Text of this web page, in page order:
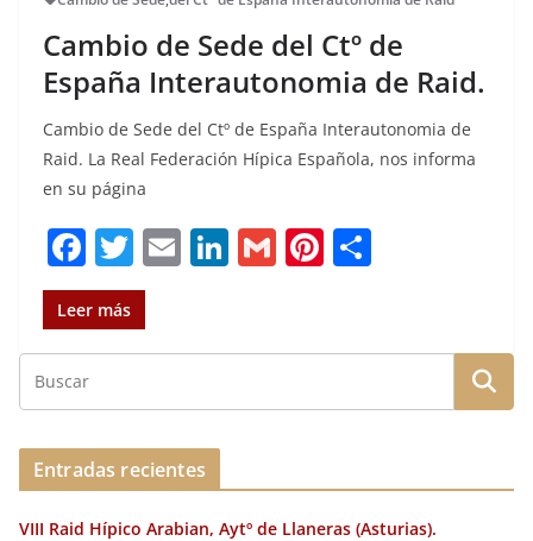
Cambio de Sede del Ctº de
España Interautonomia de Raid.
Cambio de Sede del Ctº de España Interautonomia de
Raid. La Real Federación Hípica Española, nos informa
en su página
F
a
c
e
b
o
o
k
T
w
it
te
r
E
l
Li
e
dI
G
l
Pi
re
st
p
a
Leer más
Entradas recientes
VIII Raid Hípico Arabian, Aytº de Llaneras (Asturias).